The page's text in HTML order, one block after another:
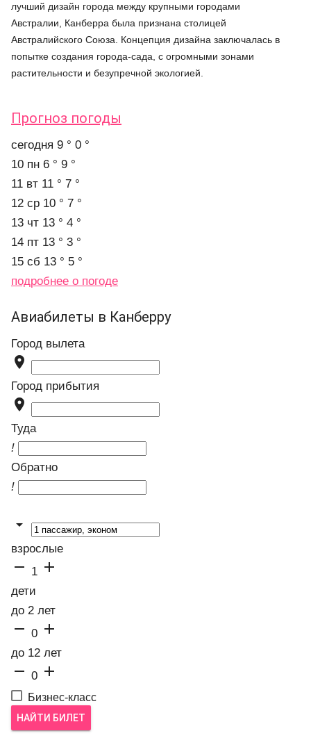
лучший дизайн города между крупными городами
Австралии, Канберра была признана столицей
Австралийского Союза. Концепция дизайна заключалась в
попытке создания города-сада, с огромными зонами
растительности и безупречной экологией.
Прогноз погоды
cегодня 9 ° 0 °
10 пн 6 ° 9 °
11 вт 11 ° 7 °
12 ср 10 ° 7 °
13 чт 13 ° 4 °
14 пт 13 ° 3 °
15 сб 13 ° 5 °
подробнее о погоде
Авиабилеты в Канберру
Город вылета

Город прибытия

Туда
!
Обратно
!

взрослые
 1 
дети
до 2 лет
 0 
до 12 лет
 0 
Бизнес-класс
НАЙТИ БИЛЕТ